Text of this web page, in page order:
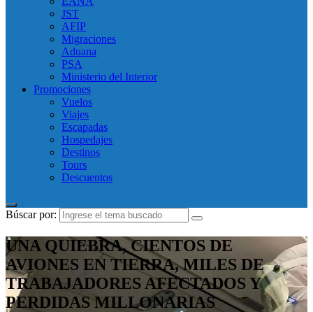
JST
AFIP
Migraciones
Aduana
PSA
Ministerio del Interior
Promociones
Vuelos
Viajes
Escapadas
Hospedajes
Destinos
Tours
Descuentos
Búscar por:
UNA QUIEBRA, CIENTOS DE
AVIONES EN TIERRA, MILES DE
TRABAJADORES AFECTADOS Y
PERDIDAS MILLONARIAS